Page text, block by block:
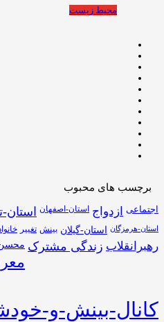
محیط زیست
برچسب های محبوب
اجتماعی ازدواج استان-اصفهان
استان-هرمزگان استان-گیلان بینش تغییر
رهبرانقلاب زندگی مشترک محسن
کانال-بینش-و-